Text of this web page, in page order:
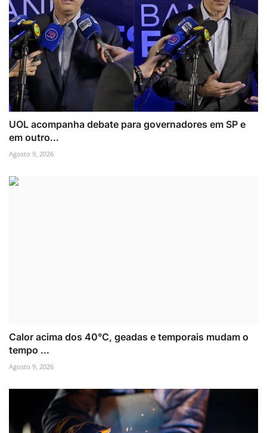
UOL acompanha debate para governadores em SP e
em outro...
Agosto 9, 2026
Calor acima dos 40°C, geadas e temporais mudam o
tempo ...
Agosto 9, 2026